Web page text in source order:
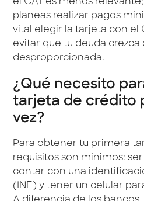
planeas realizar pagos
vital elegir la tarjeta con el
evitar que tu deuda crezca
desproporcionada.
¿Qué necesito
tarjeta de crédito
vez?
Para obtener tu primera
requisitos son mínimos:
contar con una
(INE) y tener un celular